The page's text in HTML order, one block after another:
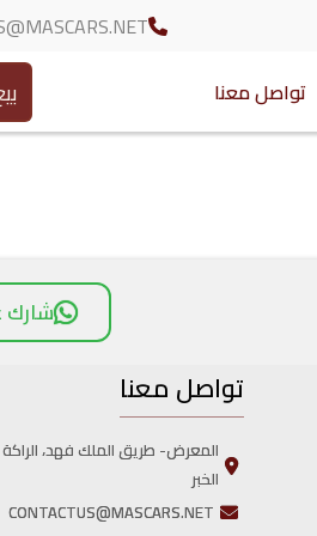
تواصل معنا
شارك
تواصل معنا
المعرض- طريق الملك فهد، الراكة
الخبر
CONTACTUS@MASCARS.NET